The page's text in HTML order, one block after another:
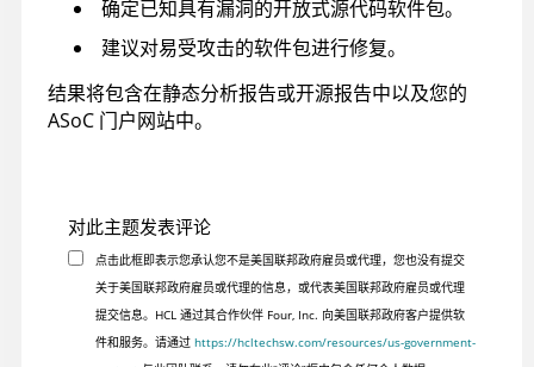
确定已知具有漏洞的开放式源代码软件包。
建议对易受攻击的软件包进行修复。
结果将包含在静态分析报告或开源报告中以及您的
ASoC 门户网站中。
对此主题发表评论
点击此框即表示您承认您不是美国联邦政府雇员或代理，您也没有提交
关于美国联邦政府雇员或代理的信息，或代表美国联邦政府雇员或代理
提交信息。HCL 通过其合作伙伴 Four, Inc. 向美国联邦政府客户提供软
件和服务。请通过 https://hcltechsw.com/resources/us-government-